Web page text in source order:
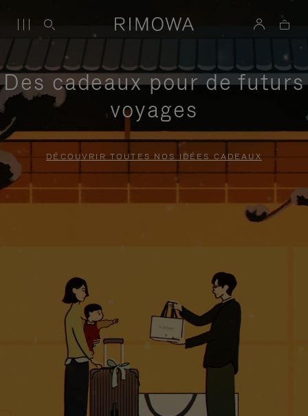
Des cadeaux pour de futurs
voyages
DÉCOUVRIR TOUTES NOS IDÉES CADEAUX